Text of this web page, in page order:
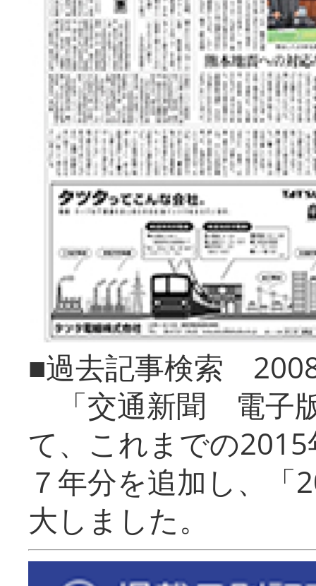
■過去記事検索
「交通新聞 電子
て、これまでの
７年分を追加し、「
大しまし